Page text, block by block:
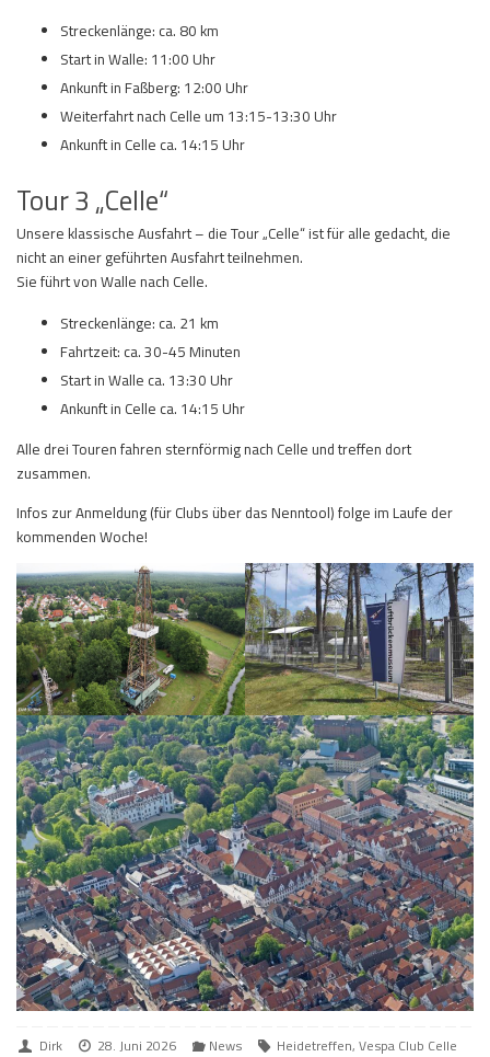
Streckenlänge: ca. 80 km
Start in Walle: 11:00 Uhr
Ankunft in Faßberg: 12:00 Uhr
Weiterfahrt nach Celle um 13:15-13:30 Uhr
Ankunft in Celle ca. 14:15 Uhr
Tour 3 „Celle“
Unsere klassische Ausfahrt – die Tour „Celle“ ist für alle gedacht, die
nicht an einer geführten Ausfahrt teilnehmen.
Sie führt von Walle nach Celle.
Streckenlänge: ca. 21 km
Fahrtzeit: ca. 30-45 Minuten
Start in Walle ca. 13:30 Uhr
Ankunft in Celle ca. 14:15 Uhr
Alle drei Touren fahren sternförmig nach Celle und treffen dort
zusammen.
Infos zur Anmeldung (für Clubs über das Nenntool) folge im Laufe der
kommenden Woche!
Dirk 28. Juni 2026 News Heidetreffen,Vespa Club Celle